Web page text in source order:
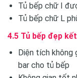
Tủ bếp chữ I
Tủ bếp chữ L
4.5 Tủ bếp đẹp
Diện tích không
bar cho tủ bếp